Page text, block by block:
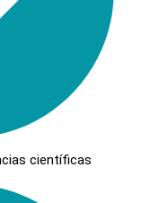
científicas